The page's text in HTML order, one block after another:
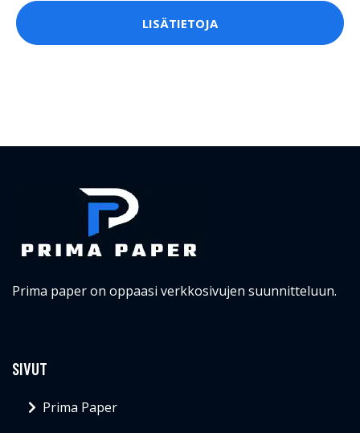
LISÄTIETOJA
Prima paper on oppaasi verkkosivujen suunnitteluun.
SIVUT
Prima Paper